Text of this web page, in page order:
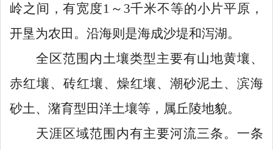
岭之间，有宽度1 ～ 3千米不等的小片平原，
开垦为农田。沿海则是海成沙堤和泻湖。
全区范围内土壤类型主要有山地黄壤、
赤红壤、砖红壤、燥红壤、潮砂泥土、滨海
砂土、潴育型田洋土壤等 ， 属丘陵地貌。
天涯区域范围内有主要河流三条。一条